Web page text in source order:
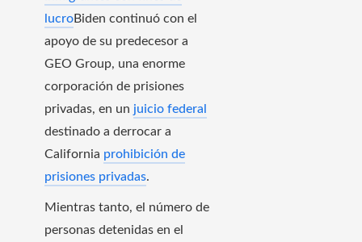
lucroBiden continuó con el
apoyo de su predecesor a
GEO Group, una enorme
corporación de prisiones
privadas, en un juicio federal
destinado a derrocar a
California prohibición de
prisiones privadas.
Mientras tanto, el número de
personas detenidas en el